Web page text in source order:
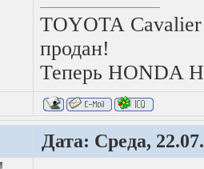
TOYOTA Cavalier
продан!
Теперь HONDA
Дата: Среда,